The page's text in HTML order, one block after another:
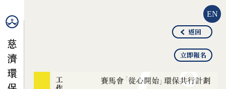
EN
返回
立即報名